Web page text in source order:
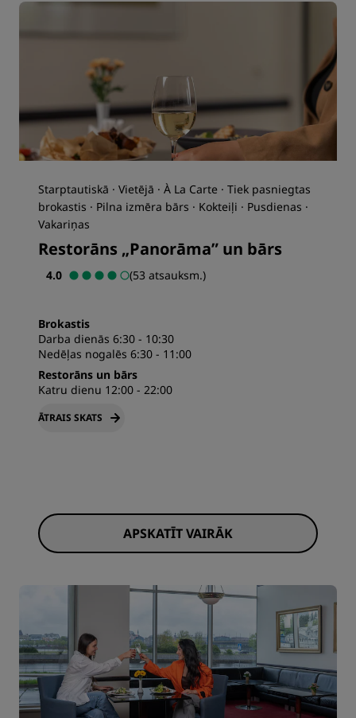
Starptautiskā · Vietējā · À La Carte · Tiek pasniegtas
brokastis · Pilna izmēra bārs · Kokteiļi · Pusdienas ·
Vakariņas
Restorāns „Panorāma” un bārs
4.0 (53 atsauksm.)
Brokastis
Darba dienās 6:30 - 10:30
Nedēļas nogalēs 6:30 - 11:00
Restorāns un bārs
Katru dienu 12:00 - 22:00
ĀTRAIS SKATS
APSKATĪT VAIRĀK